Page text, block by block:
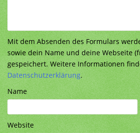
Mit dem Absenden des Formulars
sowie dein Name und deine Webseite
gespeichert. Weitere Informationen
Datenschutzerklärung.
Name
Website